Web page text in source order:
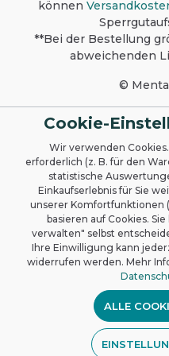
Unbeschichteten
nasswischen,
auspolieren.
beachten. Produktsicherheit, Lagerung
Produkt ist für
fernhalten. Nicht
Produkten
einatmen. Bei
empfiehlt sich das
Handschuhen.
Anfrage für
erhältlich. Lagerung: Nur im
Originalgebinde
Extreme
schützen. Umweltschutz: Richtige
Dosierung spart
Umwelt.
der
Produktcode: GU 50.
Auszeichnungen
können
**Bei der Bestellung
abweichenden
©
Cookie-
Wir verwenden
erforderlich (z. B. für den
statistische
Einkaufserlebnis für Sie
unserer Komfortfunktionen
basieren auf Cookies.
verwalten" selbst
Ihre Einwilligung kann
widerrufen werden. Mehr
ALLE